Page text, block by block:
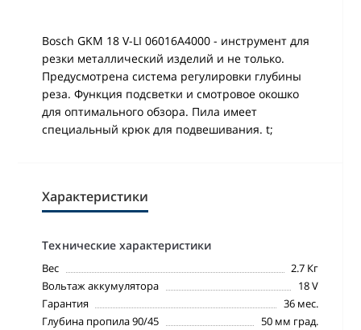
Bosch GKM 18 V-LI 06016A4000 - инструмент для
резки металлический изделий и не только.
Предусмотрена система регулировки глубины
реза. Функция подсветки и смотровое окошко
для оптимального обзора. Пила имеет
специальный крюк для подвешивания. t;
Характеристики
Технические характеристики
Вес
2.7 Кг
Вольтаж аккумулятора
18 V
Гарантия
36 мес.
Глубина пропила 90/45
50 мм град.